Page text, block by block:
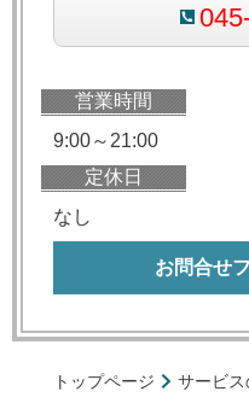
営業時間
9:00～21:00
定休日
なし
お問合せ
トップページ サービ